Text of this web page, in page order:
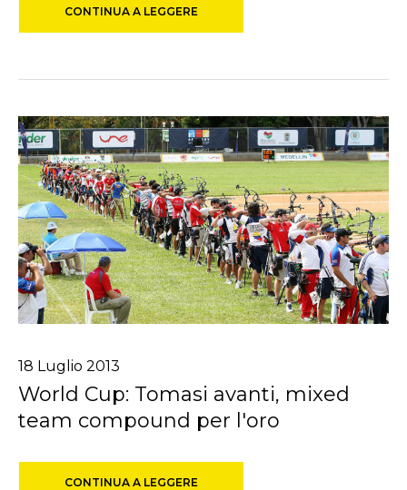
CONTINUA A LEGGERE
18 Luglio 2013
World Cup: Tomasi avanti, mixed
team compound per l'oro
CONTINUA A LEGGERE